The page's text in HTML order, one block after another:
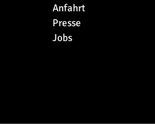
Anfahrt
Presse
Jobs